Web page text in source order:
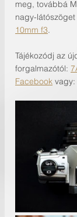
meg, továbbá
nagy-
10mm f3.
Tájékozódj az
forgalmazótól:
Facebook vagy: